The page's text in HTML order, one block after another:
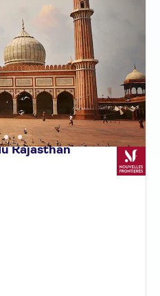
Rajasthan